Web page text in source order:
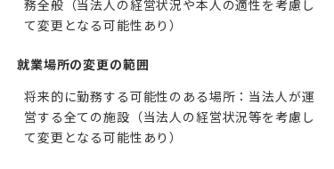
務全般（当法人の経営状況や本人の適性を考慮し
て変更となる可能性あり）
就業場所の変更の範囲
将来的に勤務する可能性のある場所：当法人が運
営する全ての施設（当法人の経営状況等を考慮し
て変更となる可能性あり）